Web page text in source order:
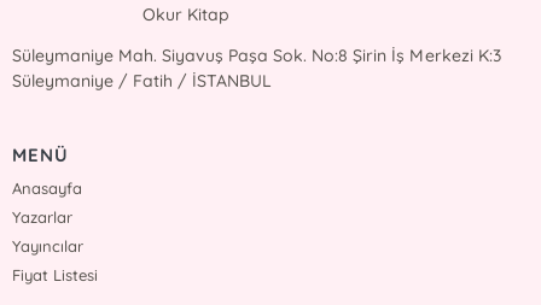
Okur Kitap
Süleymaniye Mah. Siyavuş Paşa Sok. No:8 Şirin İş Merkezi K:3
Süleymaniye / Fatih / İSTANBUL
MENÜ
Anasayfa
Yazarlar
Yayıncılar
Fiyat Listesi